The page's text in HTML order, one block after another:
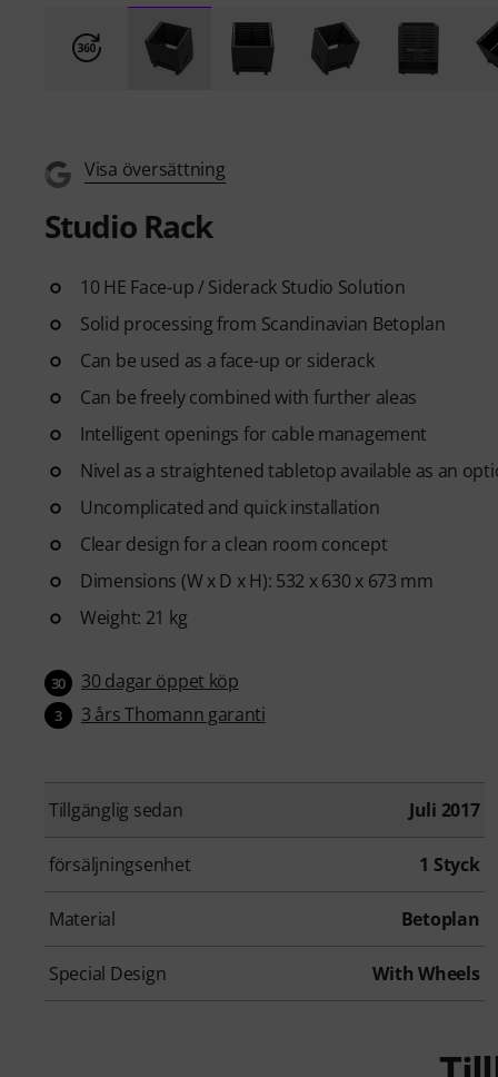
Visa översättning
Studio Rack
10 HE Face-up / Siderack Studio Solution
Solid processing from Scandinavian Betoplan
Can be used as a face-up or siderack
Can be freely combined with further aleas
Intelligent openings for cable management
Nivel as a straightened tabletop available as an
Uncomplicated and quick installation
Clear design for a clean room concept
Dimensions (W x D x H): 532 x 630 x 673 mm
Weight: 21 kg
30 30 dagar öppet köp
3 3 års Thomann garanti
Tillgänglig sedan Juli 2017
försäljningsenhet 1 Styck
Material Betoplan
Special Design With Wheels